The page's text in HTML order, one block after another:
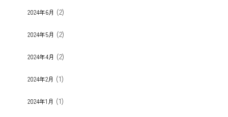
2024年6月 (2)
2024年5月 (2)
2024年4月 (2)
2024年2月 (1)
2024年1月 (1)